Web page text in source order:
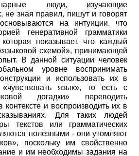
люди, изучающие
не зная правил, пишут и говорят
на интуиции, что
генеративной грамматики
показывает, что каждый
схемой», принимающей
В данной ситуации человек
уровне воспринимать
и использовать их в
язык», то есть с
догадки» переводить
контексте и воспроизводить их в
Для таких людей
текстов или грамматических
полезными - они утомляют
поскольку им свойственно
и им необходимы задания на